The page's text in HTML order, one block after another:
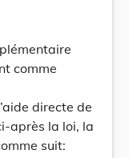
comme
directe de
après la loi, la
suit: